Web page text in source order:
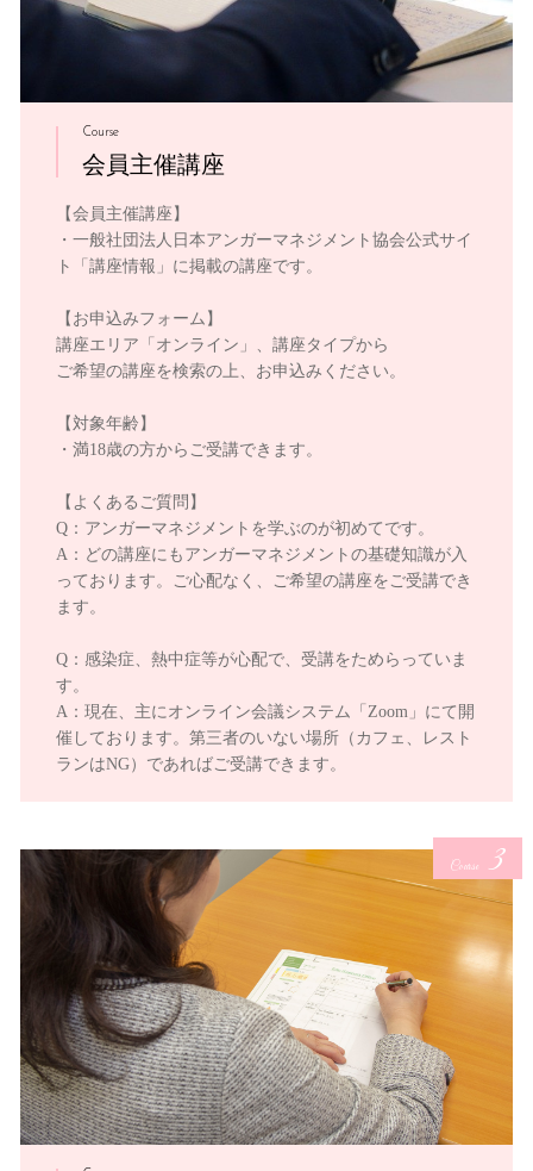
Course
会員主催講座
【会員主催講座】
・一般社団法人日本アンガーマネジメント協会公式サイ
ト「講座情報」に掲載の講座です。
【お申込みフォーム】
講座エリア「オンライン」、講座タイプから
ご希望の講座を検索の上、お申込みください。
【対象年齢】
・満18歳の方からご受講できます。
【よくあるご質問】
Q：アンガーマネジメントを学ぶのが初めてです。
A：どの講座にもアンガーマネジメントの基礎知識が入
っております。ご心配なく、ご希望の講座をご受講でき
ます。
Q：感染症、熱中症等が心配で、受講をためらっていま
す。
A：現在、主にオンライン会議システム「Zoom」にて開
催しております。第三者のいない場所（カフェ、レスト
ランはNG）であればご受講できます。
Course 3